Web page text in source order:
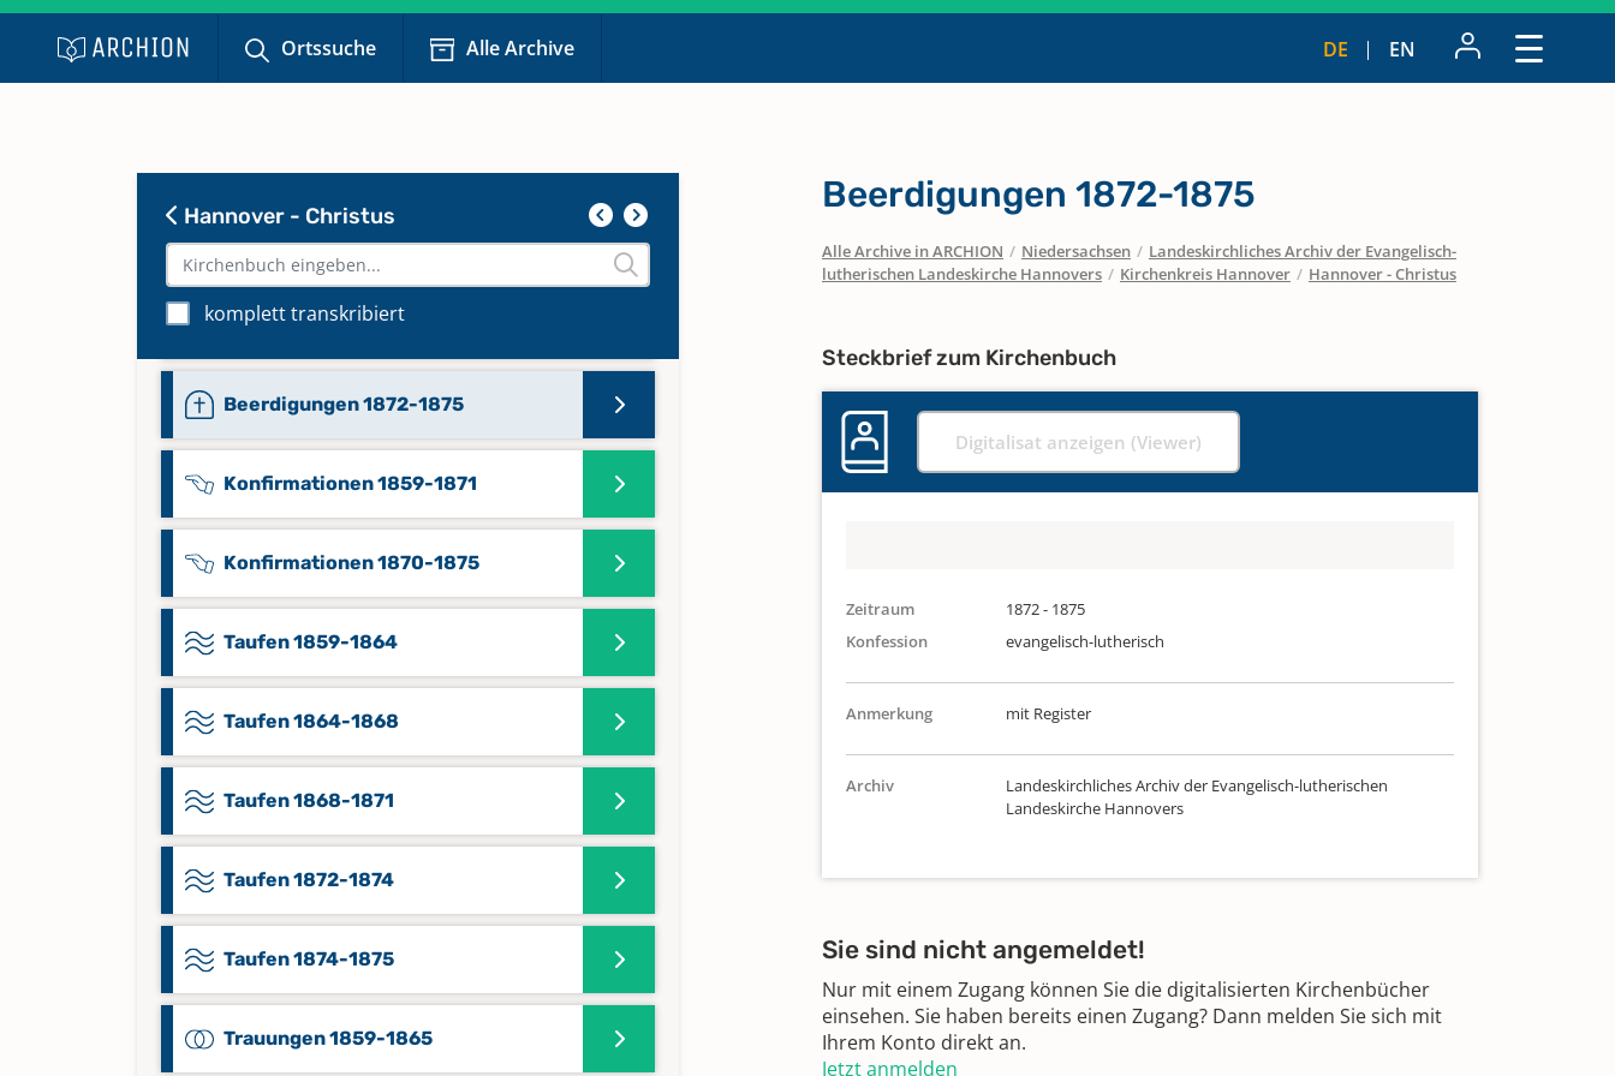
Ortssuche Alle Archive DE EN
Hannover - Christus
komplett transkribiert
Beerdigungen 1859-1866
Beerdigungen 1866-1872
Beerdigungen 1872-1875
Konfirmationen 1859-1871
Konfirmationen 1870-1875
Taufen 1859-1864
Taufen 1864-1868
Taufen 1868-1871
Taufen 1872-1874
Taufen 1874-1875
Trauungen 1859-1865
Beerdigungen 1872-1875
Alle Archive in ARCHION / Niedersachsen / Landeskirchliches Archiv der Evangelisch-
lutherischen Landeskirche Hannovers / Kirchenkreis Hannover / Hannover - Christus
Steckbrief zum Kirchenbuch
Digitalisat anzeigen (Viewer)
Zeitraum
1872 - 1875
Konfession
evangelisch-lutherisch
Anmerkung mit Register
Archiv
Landeskirchliches Archiv der Evangelisch-lutherischen
Landeskirche Hannovers
Sie sind nicht angemeldet!
Nur mit einem Zugang können Sie die digitalisierten Kirchenbücher
einsehen. Sie haben bereits einen Zugang? Dann melden Sie sich mit
Ihrem Konto direkt an.
Jetzt anmelden